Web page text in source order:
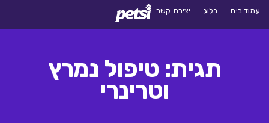
עמוד בית בלוג יצירת קשר
תגית: טיפול נמרץ
וטרינרי